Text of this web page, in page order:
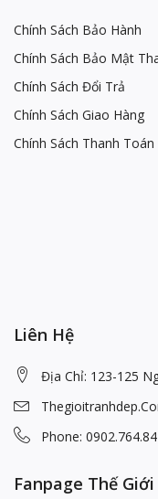
Chính Sách Bảo Hành
Chính Sách Bảo Mật
Chính Sách Đổi Trả
Chính Sách Giao Hàng
Chính Sách Thanh Toán
Liên Hệ
Địa Chỉ: 123-125
Phone:
Fanpage Thế